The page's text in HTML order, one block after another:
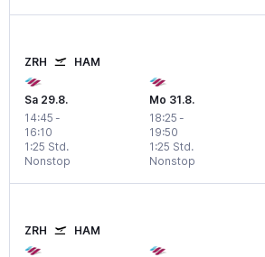
ZRH HAM
Sa 29.8.
14:45 -
16:10
Nonstop
1:25 Std.
Mo 31.8.
18:25 -
19:50
Nonstop
1:25 Std.
ZRH HAM